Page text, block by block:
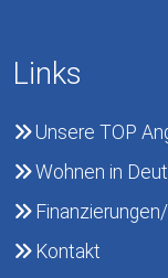
Links
Unsere TOP
Wohnen in
Kontakt